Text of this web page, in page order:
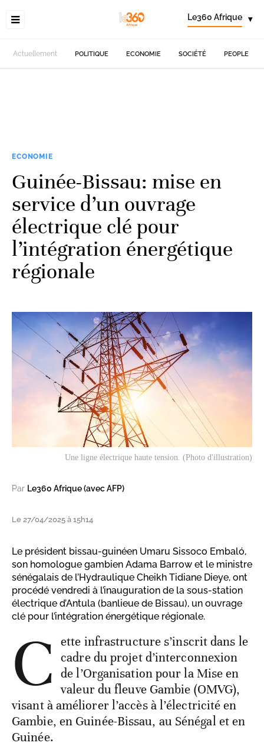
Le360 Afrique ▾
Actuellement POLITIQUE ECONOMIE SOCIÉTÉ PEOPLE
ECONOMIE
Guinée-Bissau: mise en
service d’un ouvrage
électrique clé pour
l’intégration énergétique
régionale
Une ligne électrique haute tension. (Photo d'illustration)
Par Le360 Afrique (avec AFP)
Le 27/04/2025 à 15h14
Le président bissau-guinéen Umaru Sissoco Embaló,
son homologue gambien Adama Barrow et le ministre
sénégalais de l’Hydraulique Cheikh Tidiane Dieye, ont
procédé vendredi à l’inauguration de la sous-station
électrique d’Antula (banlieue de Bissau), un ouvrage
clé pour l’intégration énergétique régionale.
C ette infrastructure s’inscrit dans le
cadre du projet d’interconnexion
de l’Organisation pour la Mise en
valeur du fleuve Gambie (OMVG),
visant à améliorer l’accès à l’électricité en
Gambie, en Guinée-Bissau, au Sénégal et en
Guinée.